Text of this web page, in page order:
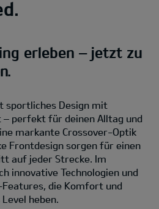
erleben – jetzt zu
sportliches Design mit
perfekt für deinen Alltag und
markante Crossover-Optik
Frontdesign sorgen für einen
auf jeder Strecke. Im
innovative Technologien und
die Komfort und
heben.